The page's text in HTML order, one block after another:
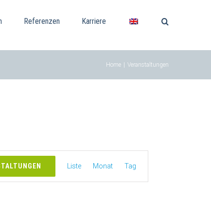
Referenzen Karriere
Home Veranstaltungen
Veranstaltung
Ansichten-
Liste Monat Tag